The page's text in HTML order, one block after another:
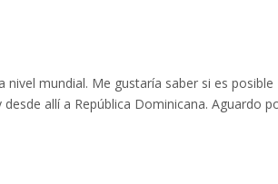
mundial. Me gustaría saber si es posible
allí a República Dominicana. Aguardo